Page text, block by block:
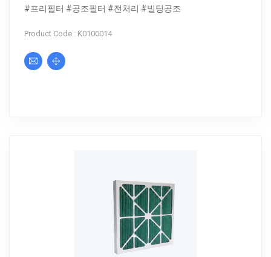
#프리필터 #공조필터 #전처리 #빌딩공조
Product Code : K0100014